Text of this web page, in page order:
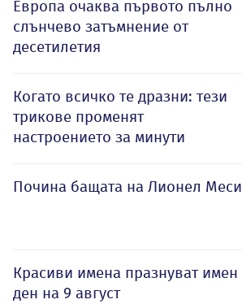
Европа очаква първото пълно
слънчево затъмнение от
десетилетия
Когато всичко те дразни: тези
трикове променят
настроението за минути
Почина бащата на Лионел Меси
Красиви имена празнуват имен
ден на 9 август